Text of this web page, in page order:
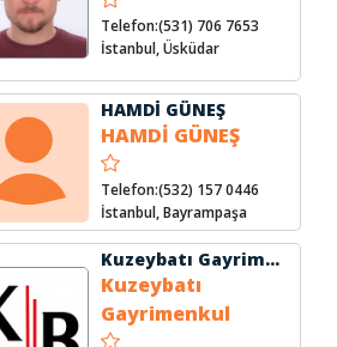
Telefon:(531) 706 7653
İstanbul, Üsküdar
HAMDİ GÜNEŞ
HAMDİ GÜNEŞ
Telefon:(532) 157 0446
İstanbul, Bayrampaşa
Kuzeybatı Gayrimenkul
Kuzeybatı
Gayrimenkul